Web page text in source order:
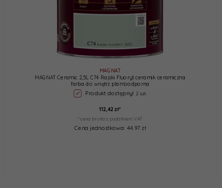
MAGNAT
MAGNAT Ceramic 2,5L C74 Rajski Fluoryt ceramik ceramiczna
farba do wnętrz plamoodporna
Produkt dostępny! 2 szt.
112,42 zł*
* cena brutto z podatkiem VAT
Cena jednostkowa: 44.97 zł